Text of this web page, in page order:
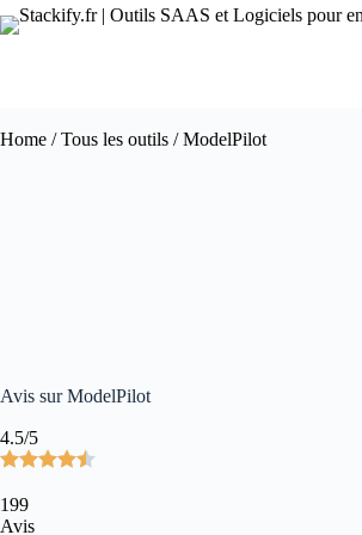
Home /Tous les outils / ModelPilot
Avis sur ModelPilot
4.5/5
199
Avis